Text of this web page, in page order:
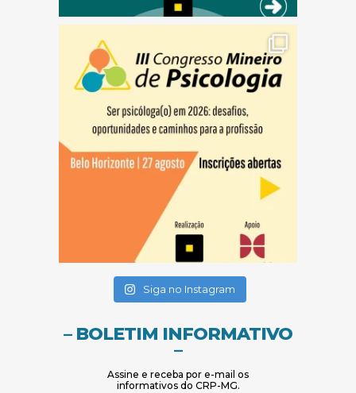
Siga no Instagram
– BOLETIM INFORMATIVO
–
Assine e receba por e-mail os
informativos do CRP-MG.